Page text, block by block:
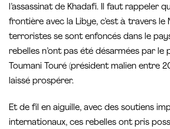
l’assassinat de Khadafi. Il faut rappeler
frontière avec la Libye, c’est à travers le
terroristes se sont enfoncés dans le
rebelles n’ont pas été désarmées par le
Toumani Touré (président malien entre
laissé prospérer.
Et de fil en aiguille, avec des soutiens
internationaux, ces rebelles ont pris